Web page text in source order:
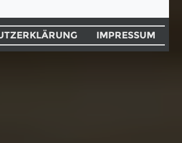
IMPRESSUM